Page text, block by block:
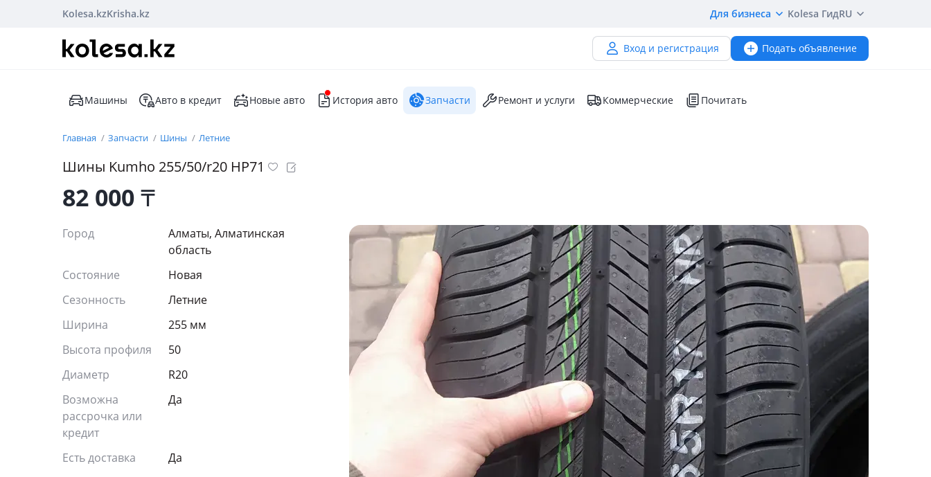
Kolesa.kzKrisha.kz Для бизнеса Kolesa ГидRU
Вход и регистрация Подать объявление
Машины Авто в кредит Новые авто История авто Запчасти Ремонт и услуги Коммерческие Почитать
Главная Запчасти Шины Летние
Шины Kumho 255/50/r20 HP71
82 000₸
Город
Алматы, Алматинская
область
Состояние
Новая
Сезонность
Летние
Ширина
255 мм
Высота профиля
50
Диаметр
R20
Возможна
рассрочка или
кредит
Да
Есть доставка Да